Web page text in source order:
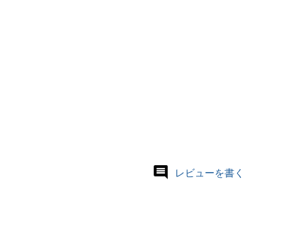
レビューを書く